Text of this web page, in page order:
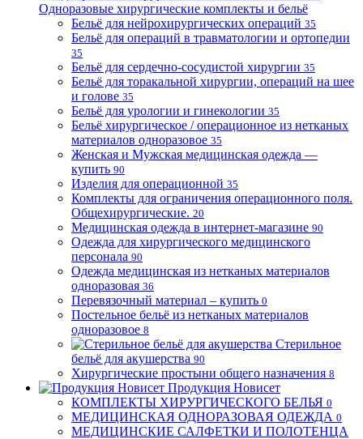
Одноразовые хирургические комплекты и бельё
Бельё для нейрохирургических операций 35
Бельё для операций в травматологии и ортопедии
35
Бельё для сердечно-сосудистой хирургии 35
Бельё для торакальной хирургии, операций на шее
и голове 35
Бельё для урологии и гинекологии 35
Бельё хирургическое / операционное из нетканых
материалов одноразовое 35
Женская и Мужская медицинская одежда —
купить 90
Изделия для операционной 35
Комплекты для ограничения операционного поля.
Общехирургические. 20
Медицинская одежда в интернет-магазине 90
Одежда для хирургического медицинского
персонала 90
Одежда медицинская из нетканых материалов
одноразовая 36
Перевязочный материал – купить 0
Постельное бельё из нетканых материалов
одноразовое 8
Стерильное
бельё для акушерства 90
Хирургические простыни общего назначения 8
Продукция Новисет
КОМПЛЕКТЫ ХИРУРГИЧЕСКОГО БЕЛЬЯ 0
МЕДИЦИНСКАЯ ОДНОРАЗОВАЯ ОДЕЖДА 0
МЕДИЦИНСКИЕ САЛФЕТКИ И ПОЛОТЕНЦА